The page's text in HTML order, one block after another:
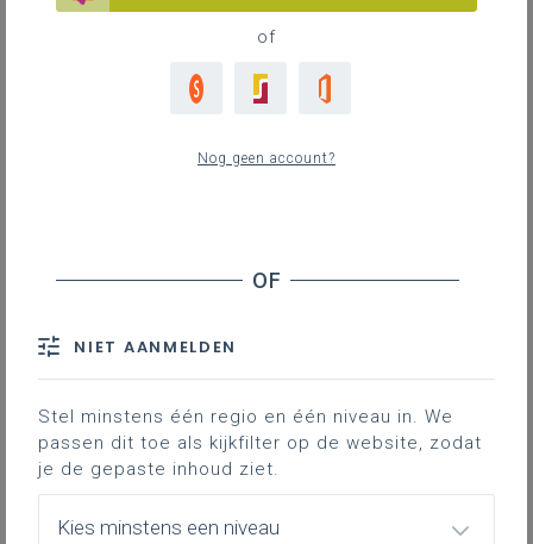
Raadpleeg via de leerplantool of download de
Inspirerend materiaal
duiding bij leerinhouden …
Professionalisering
netwerken …
of
Nog geen account?
NIET AANMELDEN
Stel minstens één regio en één niveau in. We
passen dit toe als kijkfilter op de website, zodat
je de gepaste inhoud ziet.
Kies minstens een niveau